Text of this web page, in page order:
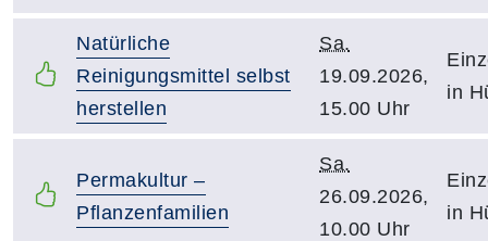
Natürliche
Reinigungsmittel selbst
herstellen
Sa.
19.09.2026,
15.00 Uhr
in
Permakultur –
Pflanzenfamilien
Sa.
26.09.2026,
10.00 Uhr
in